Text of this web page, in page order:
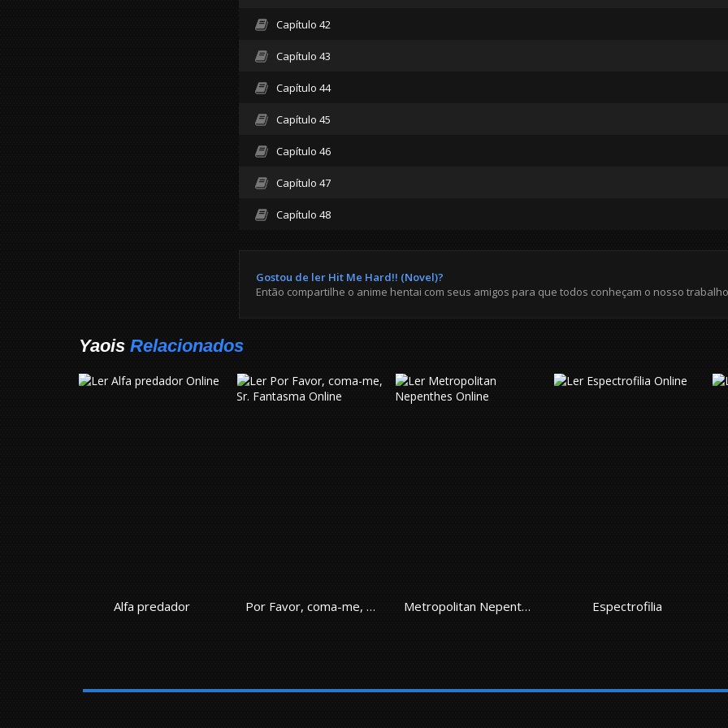
Capítulo 42
Capítulo 43
Capítulo 44
Capítulo 45
Capítulo 46
Capítulo 47
Capítulo 48
Gostou de ler Hit Me Hard!! (Novel)?
Então compartilhe o anime hentai com seus amigos para que todos conheçam o nosso
Yaois Relacionados
Metropolitan Nepenthes Espectrofilia Rapport